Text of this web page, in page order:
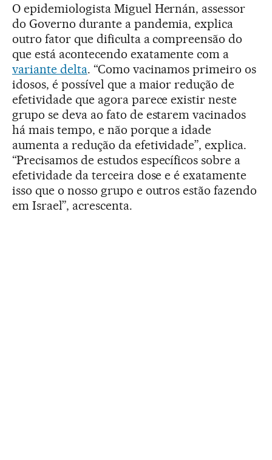
O epidemiologista Miguel Hernán, assessor
do Governo durante a pandemia, explica
outro fator que dificulta a compreensão do
que está acontecendo exatamente com a
variante delta. “Como vacinamos primeiro os
idosos, é possível que a maior redução de
efetividade que agora parece existir neste
grupo se deva ao fato de estarem vacinados
há mais tempo, e não porque a idade
aumenta a redução da efetividade”, explica.
“Precisamos de estudos específicos sobre a
efetividade da terceira dose e é exatamente
isso que o nosso grupo e outros estão fazendo
em Israel”, acrescenta.